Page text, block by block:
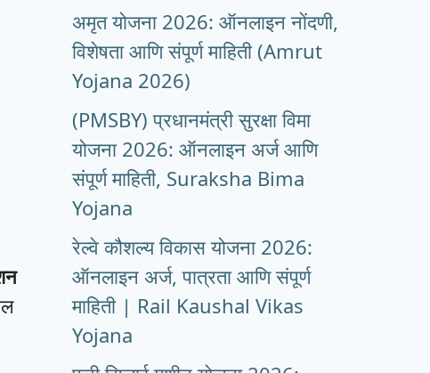
अमृत योजना 2026: ऑनलाइन नोंदणी,
विशेषता आणि संपूर्ण माहिती (Amrut
Yojana 2026)
(PMSBY) प्रधानमंत्री सुरक्षा विमा
योजना 2026: ऑनलाइन अर्ज आणि
संपूर्ण माहिती, Suraksha Bima
Yojana
रेल्वे कौशल्य विकास योजना 2026:
ऑनलाइन अर्ज, पात्रता आणि संपूर्ण
माहिती | Rail Kaushal Vikas
Yojana